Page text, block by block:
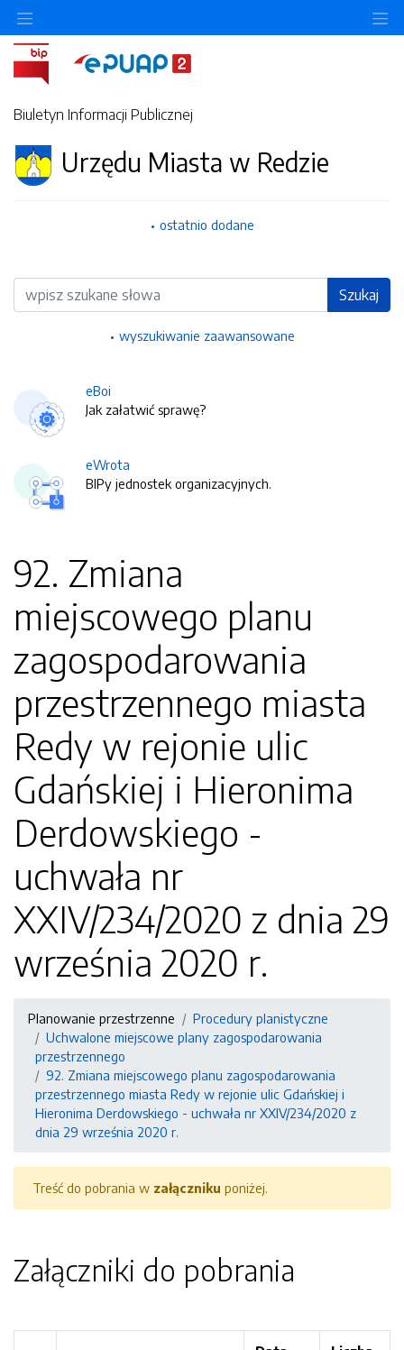
Biuletyn Informacji Publicznej
Urzędu Miasta w Redzie
ostatnio dodane
Wyszukiwarka Szukaj
wyszukiwanie zaawansowane
eBoi
Jak załatwić sprawę?
eWrota
BIPy jednostek organizacyjnych.
92. Zmiana
miejscowego planu
zagospodarowania
przestrzennego miasta
Redy w rejonie ulic
Gdańskiej i Hieronima
Derdowskiego -
uchwała nr
XXIV/234/2020 z dnia 29
września 2020 r.
Planowanie przestrzenne
Procedury planistyczne
Uchwalone miejscowe plany zagospodarowania
przestrzennego
92. Zmiana miejscowego planu zagospodarowania
przestrzennego miasta Redy w rejonie ulic Gdańskiej i
Hieronima Derdowskiego - uchwała nr XXIV/234/2020 z
dnia 29 września 2020 r.
Treść do pobrania w załączniku poniżej.
Załączniki do pobrania